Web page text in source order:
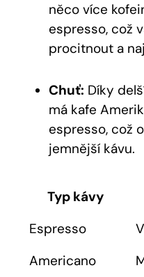
něco více
espresso, což
procitnout a
Chuť: Díky
‌má kafe
espresso,‍ což
jemnější kávu.
Typ kávy
Espresso
Americano